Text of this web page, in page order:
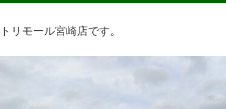
リモール宮崎店です。